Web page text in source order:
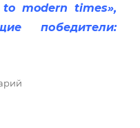
modern times»,
победители: